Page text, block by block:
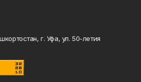
г. Уфа, ул. 50-летия